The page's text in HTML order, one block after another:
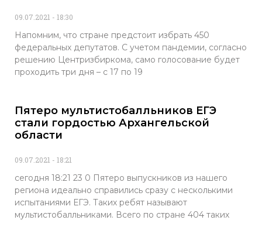
09.07.2021 18:30
Напомним, что стране предстоит избрать 450
федеральных депутатов. С учетом пандемии, согласно
решению Центризбиркома, само голосование будет
проходить три дня – с 17 по 19
Пятеро мультистобалльников ЕГЭ
стали гордостью Архангельской
области
09.07.2021 18:21
сегодня 18:21 23 0 Пятеро выпускников из нашего
региона идеально справились сразу с несколькими
испытаниями ЕГЭ. Таких ребят называют
мультистобалльниками. Всего по стране 404 таких